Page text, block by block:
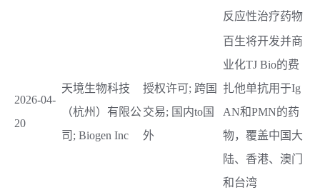
反应性治疗药物
2026-04-
20
天境生物科技
（杭州）有限公
司; Biogen Inc
授权许可; 跨国
交易; 国内to国
外
百生将开发并商
业化TJ Bio的费
扎他单抗用于Ig
AN和PMN的药
物，覆盖中国大
陆、香港、澳门
和台湾